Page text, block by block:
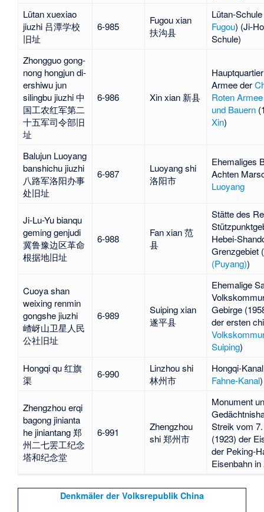
Lütan xuexiao
jiuzhi 吕潭学校
旧址
6-985
Fugou xian
扶沟县
Lütan-
Fugou) (Ji-
Schule)
Zhongguo gong-
nong hongjun di-
ershiwu jun
silingbu jiuzhi 中
国工农红军第二
十五军司令部旧
址
6-986 Xin xian 新县
Armee der
Roten
und Bauern
Xin)
Balujun Luoyang
banshichu jiuzhi
八路军洛阳办事
处旧址
6-987
Luoyang shi
洛阳市
Ehemaliges
Achten
Luoyang
Ji-Lu-Yu bianqu
geming genjudi
冀鲁豫边区革命
根据地旧址
6-988
Fan xian 范
县
Stätte des
Hebei-
Grenzgebiet
(Puyang))
Cuoya shan
weixing renmin
gongshe jiuzhi
嵖岈山卫星人民
公社旧址
6-989
Suiping xian
遂平县
Ehemalige
Gebirge
der ersten
Suiping)
Hongqi qu 红旗
渠
6-990
Linzhou shi
林州市
Hongqi-Kanal
Fahne-Kanal
Zhengzhou erqi
bagong jinianta
he jiniantang 郑
州二七罢工纪念
塔和纪念堂
6-991
Zhengzhou
shi 郑州市
Monument
Streik vom
(1923) der
der Peking-
Eisenbahnin
Denkmäler der Volksrepublik China